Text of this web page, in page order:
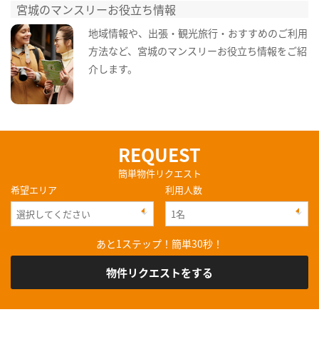
宮城のマンスリーお役立ち情報
地域情報や、出張・観光旅行・おすすめのご利用
方法など、宮城のマンスリーお役立ち情報をご紹
介します。
REQUEST
簡単物件リクエスト
希望エリア
利用人数
あと1ステップ！簡単30秒！
物件リクエストをする